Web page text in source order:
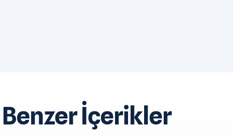
Benzer İçerikler